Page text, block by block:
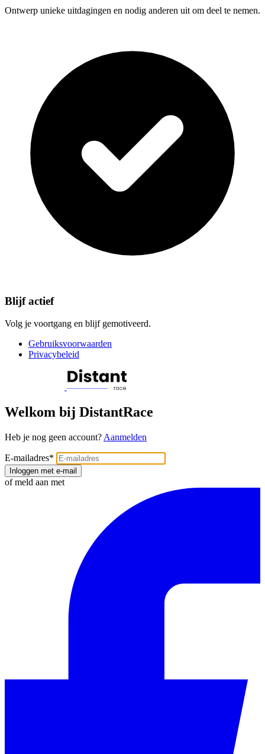
Ontwerp unieke uitdagingen en nodig anderen uit om deel te nemen.
Blijf actief
Volg je voortgang en blijf gemotiveerd.
Gebruiksvoorwaarden
Privacybeleid
Welkom bij DistantRace
Heb je nog geen account? Aanmelden
E-mailadres*
Inloggen met e-mail
of meld aan met